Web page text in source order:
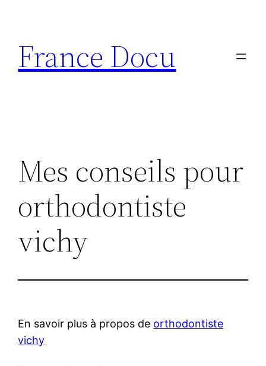
contenu
France Docu
Mes conseils pour
orthodontiste
vichy
En savoir plus à propos de orthodontiste
vichy